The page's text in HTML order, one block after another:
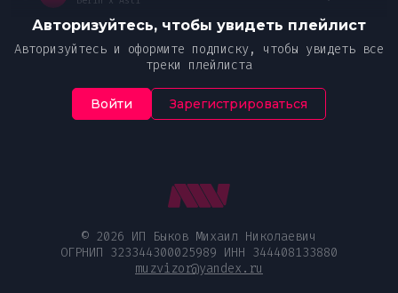
Авторизуйтесь, чтобы увидеть плейлист
Авторизуйтесь и оформите подписку, чтобы увидеть все
треки плейлиста
Войти Зарегистрироваться
© 2026 ИП Быков Михаил Николаевич
ОГРНИП 323344300025989 ИНН 344408133880
muzvizor@yandex.ru